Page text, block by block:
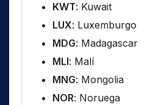
KWT: Kuwait
LUX: Luxemburgo
MDG: Madagascar
MLI: Malí
MNG: Mongolia
NOR: Noruega